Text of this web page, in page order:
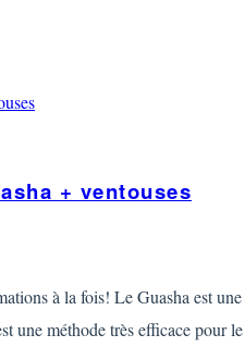
+ ventouses
à la fois! Le Guasha est
une méthode très efficace pour